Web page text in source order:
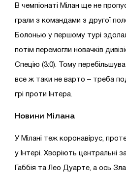
В чемпіонаті Мілан ще не
грали з командами з другої
Болонью у першому турі
потім перемогли новачків
Спецію (3:0). Тому
все ж таки не варто – треба
грі проти Інтера.
Новини Мілана
У Мілані теж коронавірус,
у Інтері. Хворіють центральні
Габбія та Лео Дуарте, а ось